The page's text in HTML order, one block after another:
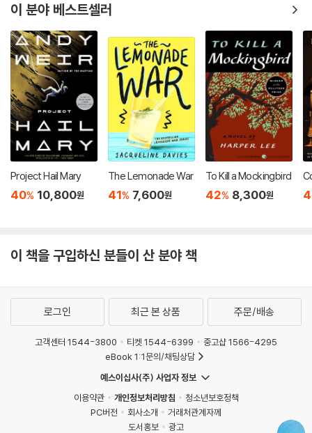
이 분야 베스트셀러
Project Hail Mary
40% 10,800원
The Lemonade War
41% 7,600원
To Kill a Mockingbird
42% 8,300원
이 책을 구입하신 분들이 산 분야 책
로그인 최근 본 상품 주문/배송
고객센터 1544-3800 티켓 1544-6399
중고샵 1566-4295
eBook 1:1문의/채팅상담
예스이십사(주) 사업자 정보
이용약관
개인정보처리방침
청소년보호정책
PC버전
회사소개
거래처관계자께
도서홍보
광고